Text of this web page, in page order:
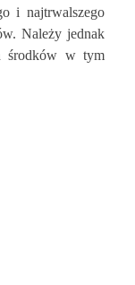
i najtrwalszego
Należy jednak
środków w tym